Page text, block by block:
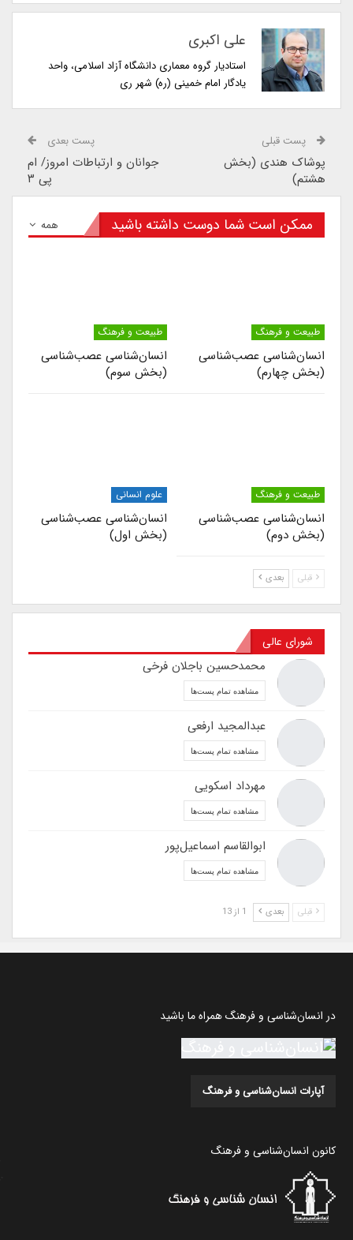
علی اکبری
استادیار گروه معماری دانشگاه آزاد اسلامی، واحد
یادگار امام خمینی (ره) شهر ری
پست قبلی
پوشاک هندی (بخش
هشتم)
پست بعدی
جوانان و ارتباطات امروز/ ام
پی ۳
همه ممکن است شما دوست داشته باشید
طبیعت و فرهنگ
انسان‌شناسی عصب‌شناسی
(بخش چهارم)
طبیعت و فرهنگ
انسان‌شناسی عصب‌شناسی
(بخش سوم)
طبیعت و فرهنگ
انسان‌شناسی عصب‌شناسی
(بخش دوم)
علوم انسانی
انسان‌شناسی عصب‌شناسی
(بخش اول)
قبلی بعدی
شورای عالی
محمدحسین باجلان فرخی
مشاهده تمام پست‌ها
عبدالمجید ارفعی
مشاهده تمام پست‌ها
مهرداد اسکویی
مشاهده تمام پست‌ها
ابوالقاسم اسماعیل‌پور
مشاهده تمام پست‌ها
قبلی بعدی
در انسان‌شناسی و فرهنگ همراه ما باشید
آپارات انسان‌شناسی و فرهنگ
کانون انسان‌شناسی و فرهنگ